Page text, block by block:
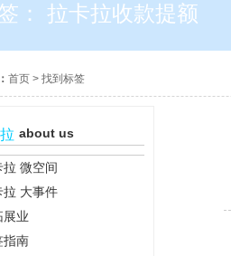
： 拉卡拉收款提额
首页 > 找到标签
about us
拉 微空间
拉 大事件
展业
指南